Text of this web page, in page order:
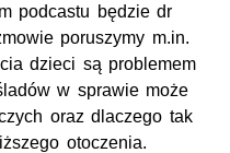
podcastu będzie dr
poruszymy m.in.
dzieci są problemem
w sprawie może
oraz dlaczego tak
otoczenia.